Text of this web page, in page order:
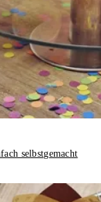
selbstgemacht